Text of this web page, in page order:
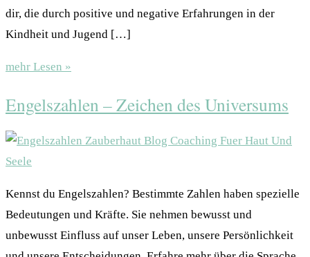
dir, die durch positive und negative Erfahrungen in der
Kindheit und Jugend […]
mehr Lesen »
Engelszahlen – Zeichen des Universums
Kennst du Engelszahlen? Bestimmte Zahlen haben spezielle
Bedeutungen und Kräfte. Sie nehmen bewusst und
unbewusst Einfluss auf unser Leben, unsere Persönlichkeit